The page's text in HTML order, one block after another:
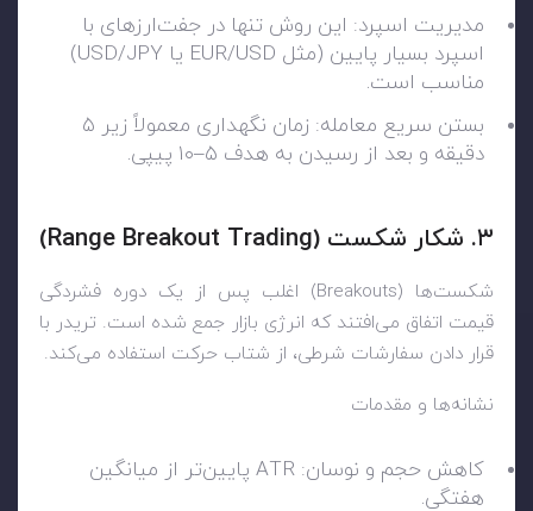
مدیریت اسپرد: این روش تنها در جفت‌ارزهای با
اسپرد بسیار پایین (مثل EUR/USD یا USD/JPY)
مناسب است.
بستن سریع معامله: زمان نگهداری معمولاً زیر ۵
دقیقه و بعد از رسیدن به هدف ۵–۱۰ پیپی.
۳. شکار شکست (Range Breakout Trading)
شکست‌ها (Breakouts) اغلب پس از یک دوره فشردگی
قیمت اتفاق می‌افتند که انرژی بازار جمع شده است. تریدر با
قرار دادن سفارشات شرطی، از شتاب حرکت استفاده می‌کند.
نشانه‌ها و مقدمات
کاهش حجم و نوسان: ATR پایین‌تر از میانگین
هفتگی.